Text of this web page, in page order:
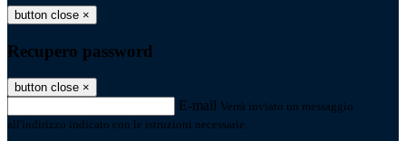
button close ×
Recupero password
button close ×
E-mail Verrà inviato un messaggio
all'indirizzo indicato con le istruzioni necessarie.